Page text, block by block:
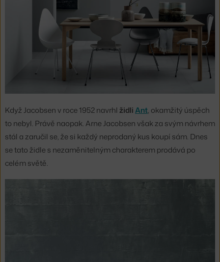
Když Jacobsen v roce 1952 navrhl židliAnt, okamžitý úspěch
to nebyl. Právě naopak. Arne Jacobsen však za svým návrhem
stál a zaručil se, že si každý neprodaný kus koupí sám. Dnes
se tato židle s nezaměnitelným charakterem prodává po
celém světě.